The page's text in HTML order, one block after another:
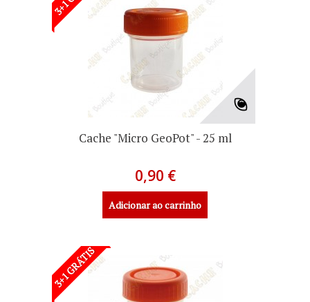
Cache "Micro GeoPot" - 25 ml
0,90 €
Adicionar ao carrinho
3+1 GRÁTIS